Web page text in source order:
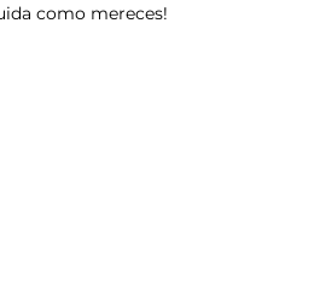
como mereces!